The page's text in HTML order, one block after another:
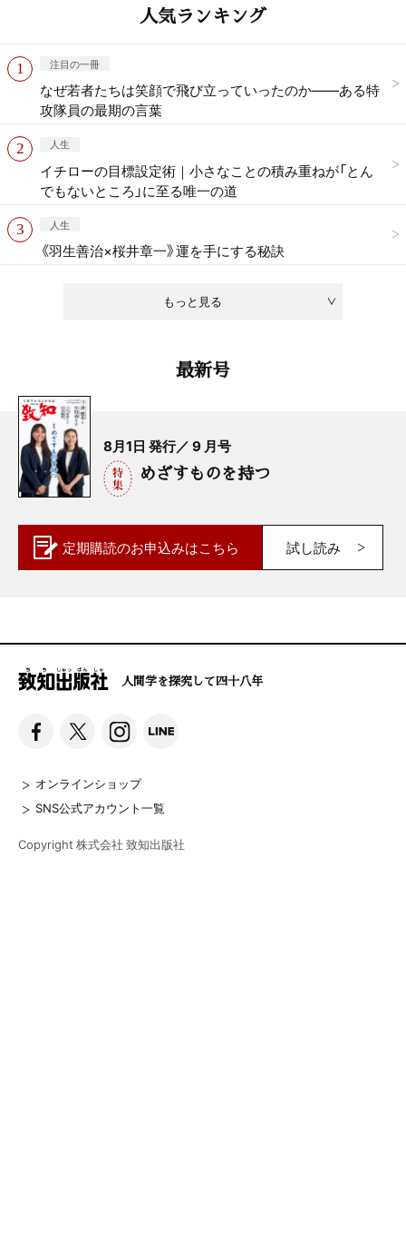
人気ランキング
もっと見る
注目の一冊
なぜ若者たちは笑顔で飛び立っていったのか——ある特
攻隊員の最期の言葉
人生
イチローの目標設定術｜小さなことの積み重ねが「とん
でもないところ」に至る唯一の道
人生
《羽生善治×桜井章一》運を手にする秘訣
最新号
8月1日 発行／ 9 月号
めざすものを持つ
定期購読のお申込みはこちら 試し読み
人間学を探究して四十八年
オンラインショップ
SNS公式アカウント一覧
Copyright 株式会社 致知出版社